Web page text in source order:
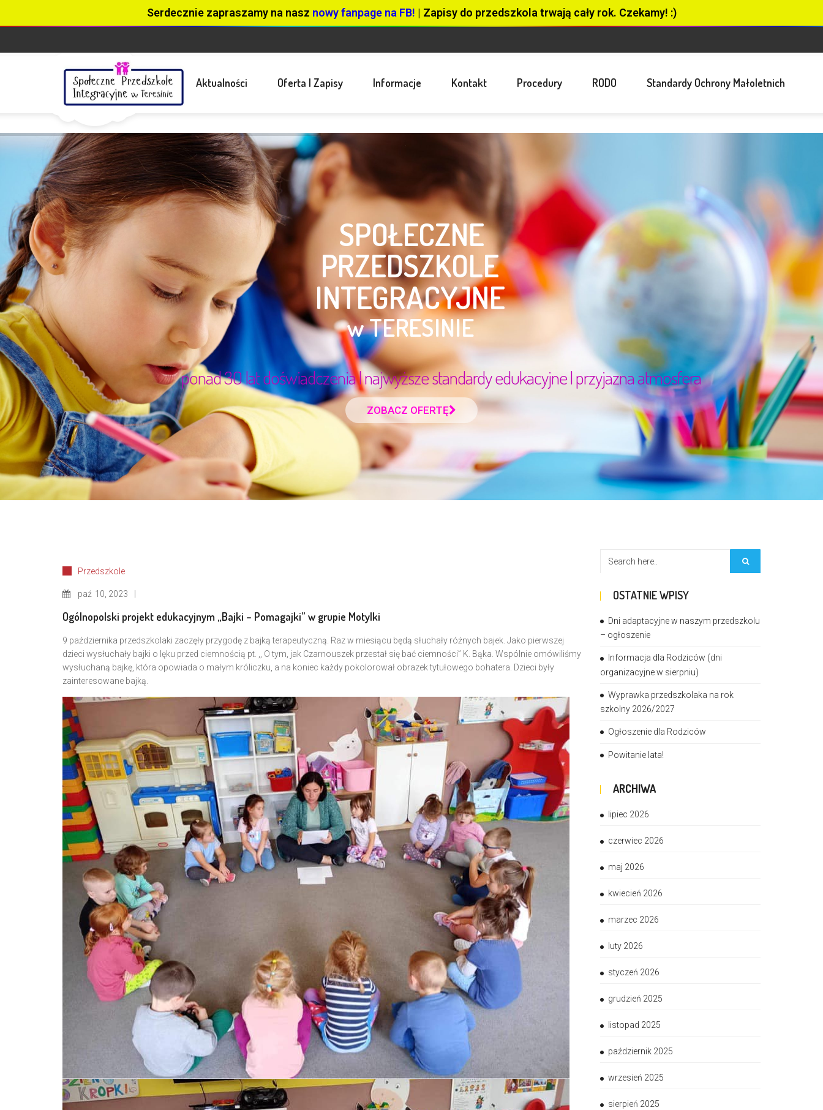
Serdecznie zapraszamy na nasz nowy fanpage na FB! | Zapisy do przedszkola trwają cały rok. Czekamy! :)
Aktualności Oferta I Zapisy Informacje Kontakt Procedury RODO Standardy Ochrony Małoletnich
Przedszkole
paź 10, 2023
Ogólnopolski projekt edukacyjnym „Bajki – Pomagajki” w grupie Motylki
9 października przedszkolaki zaczęły przygodę z bajką terapeutyczną. Raz w miesiącu będą słuchały różnych bajek. Jako pierwszej
dzieci wysłuchały bajki o lęku przed ciemnością pt. ,, O tym, jak Czarnouszek przestał się bać ciemności” K. Bąka. Wspólnie omówiliśmy
wysłuchaną bajkę, która opowiada o małym króliczku, a na koniec każdy pokolorował obrazek tytułowego bohatera. Dzieci były
zainteresowane bajką.
OSTATNIE WPISY
Dni adaptacyjne w naszym przedszkolu
– ogłoszenie
Informacja dla Rodziców (dni
organizacyjne w sierpniu)
Wyprawka przedszkolaka na rok
szkolny 2026/2027
Ogłoszenie dla Rodziców
Powitanie lata!
ARCHIWA
lipiec 2026
czerwiec 2026
maj 2026
kwiecień 2026
marzec 2026
luty 2026
styczeń 2026
grudzień 2025
listopad 2025
październik 2025
wrzesień 2025
sierpień 2025